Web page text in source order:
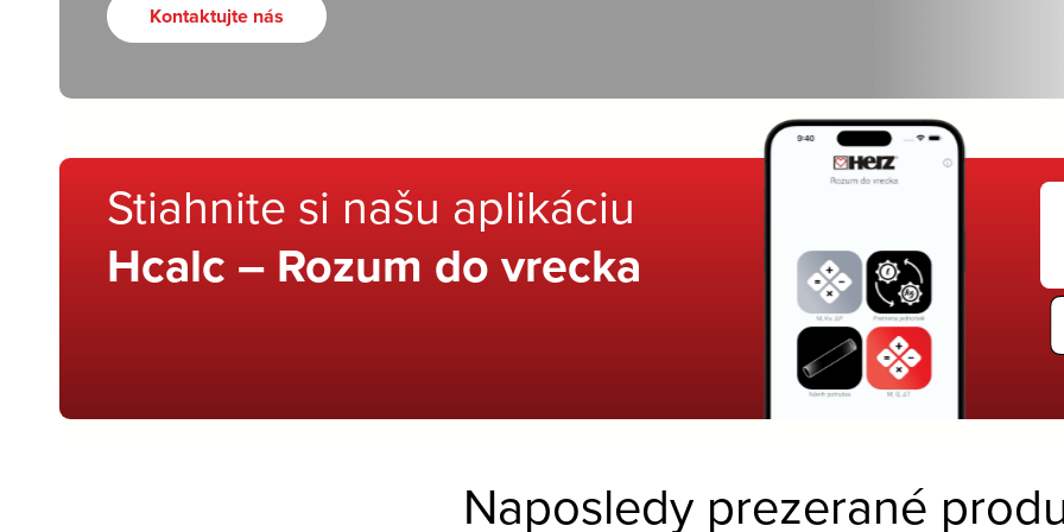
Kontaktujte nás
Stiahnite si našu aplikáciu
Hcalc – Rozum do vrecka
Naposledy prezerané